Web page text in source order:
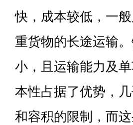
快，成本较低，一
重货物的长途运输
小，且运输能力及
本性占据了优势，
和容积的限制，而